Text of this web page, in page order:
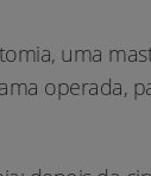
uma
operada,